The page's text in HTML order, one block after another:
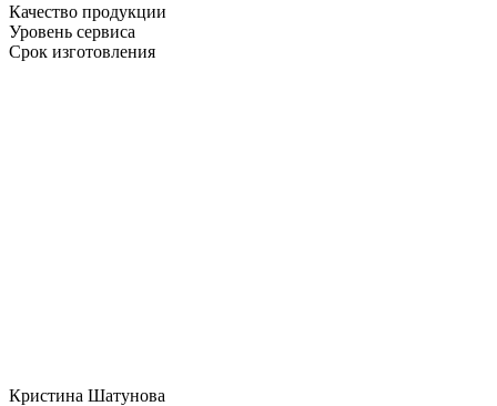
Качество продукции
Уровень сервиса
Срок изготовления
Кристина Шатунова